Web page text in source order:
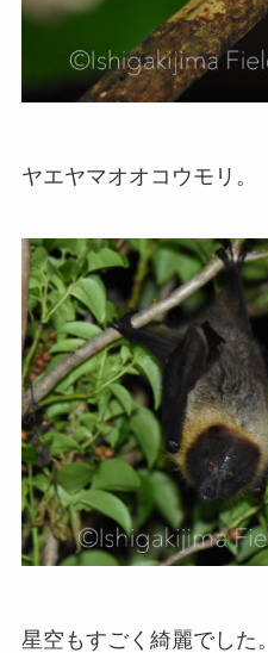
ヤエヤマオオコウモリ。
星空もすごく綺麗でした。